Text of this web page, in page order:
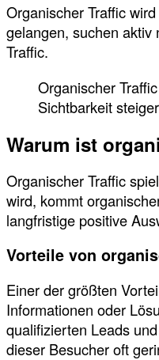
Organischer Traffic
gelangen, suchen aktiv
Traffic.
Organischer
Sichtbarkeit
Warum ist
Organischer Traffic
wird, kommt
langfristige positive
Vorteile von
Einer der größten
Informationen oder
qualifizierten Leads
dieser Besucher oft